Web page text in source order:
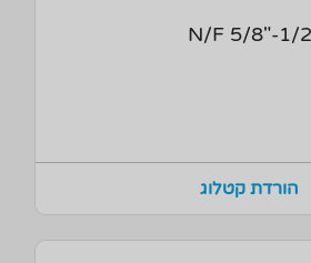
הורדת קטלוג